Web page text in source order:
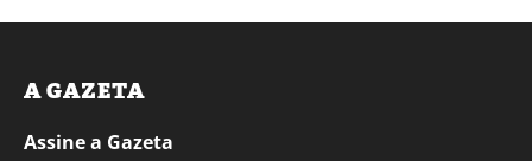
A GAZETA
Assine a Gazeta